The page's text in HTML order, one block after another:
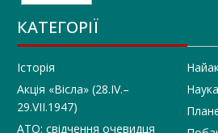
КАТЕГОРІЇ
Історія
Акція «Вісла» (28.IV.–
29.VII.1947)
АТО: свідчення очевидця
Наука